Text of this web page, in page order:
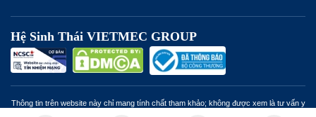
Hệ Sinh Thái VIETMEC GROUP
Thông tin trên website này chỉ mang tính chất tham khảo; không được xem là tư vấn y